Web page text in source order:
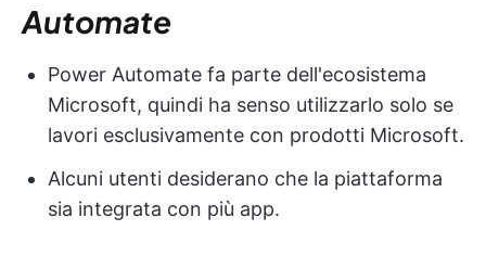
Automate
Power Automate fa parte dell'ecosistema
Microsoft, quindi ha senso utilizzarlo solo se
lavori esclusivamente con prodotti Microsoft.
Alcuni utenti desiderano che la piattaforma
sia integrata con più app.